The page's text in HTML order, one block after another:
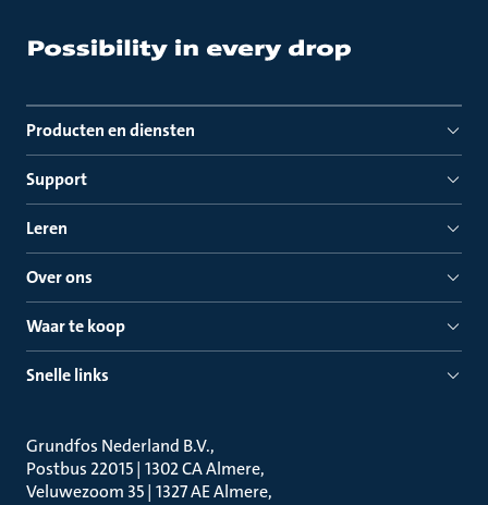
Producten en diensten
Support
Leren
Over ons
Waar te koop
Snelle links
Grundfos Nederland B.V.
Postbus 22015 | 1302 CA Almere
Veluwezoom 35 | 1327 AE Almere